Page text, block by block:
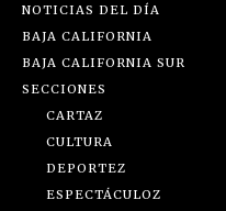
NOTICIAS DEL DÍA
BAJA CALIFORNIA
BAJA CALIFORNIA SUR
SECCIONES
CARTAZ
CULTURA
DEPORTEZ
ESPECTÁCULOZ